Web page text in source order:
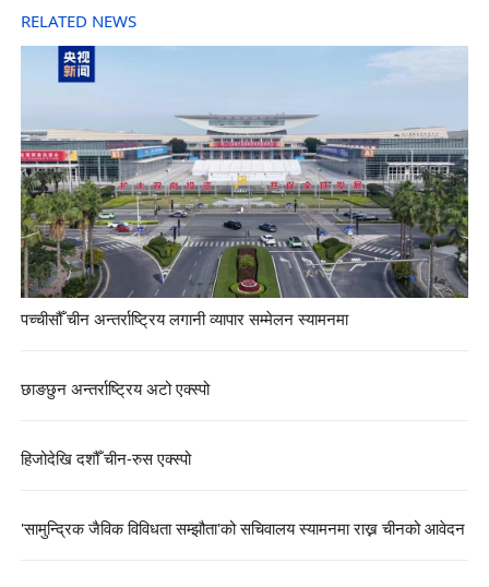
RELATED NEWS
पच्चीसौँ चीन अन्तर्राष्ट्रिय लगानी व्यापार सम्मेलन स्यामनमा
छाङछुन अन्तर्राष्ट्रिय अटो एक्स्पो
हिजोदेखि दशौँ चीन-रुस एक्स्पो
'सामुन्द्रिक जैविक विविधता सम्झौता'को सचिवालय स्यामनमा राख्न चीनको आवेदन